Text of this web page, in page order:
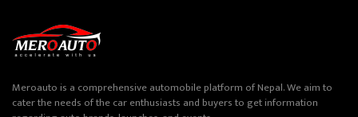
Meroauto is a comprehensive automobile platform of Nepal. We aim to
cater the needs of the car enthusiasts and buyers to get information